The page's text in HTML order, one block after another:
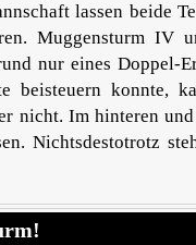
lassen beide
Muggensturm IV
nur eines Doppel-
beisteuern konnte,
nicht. Im hinteren
Nichtsdestotrotz